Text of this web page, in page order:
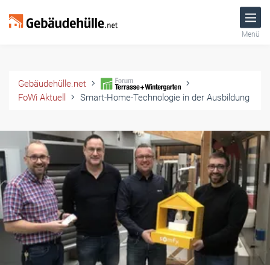
Menü
Gebäudehülle.net
FoWi Aktuell
Smart-Home-Technologie in der Ausbildung